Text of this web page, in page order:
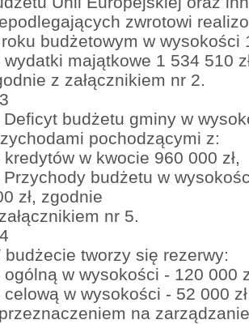
zwrotowi
budżetowym w wysokości
wydatki majątkowe 1 534 510
z załącznikiem nr 2.
Deficyt budżetu gminy w
pochodzącymi z:
kredytów w kwocie 960 000 zł,
Przychody budżetu w
zł, zgodnie
nr 5.
budżecie tworzy się rezerwy:
ogólną w wysokości - 120 000
celową w wysokości - 52 000
na